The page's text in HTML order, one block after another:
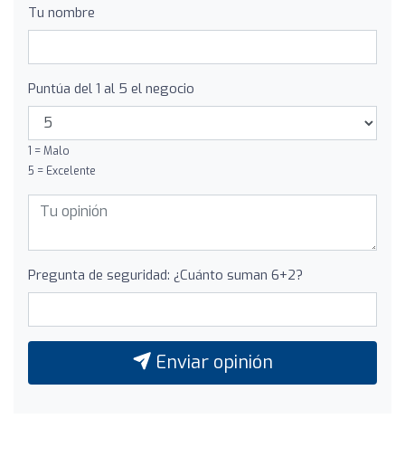
Tu nombre
Puntúa del 1 al 5 el negocio
1 = Malo
5 = Excelente
Pregunta de seguridad: ¿Cuánto suman 6+2?
Enviar opinión